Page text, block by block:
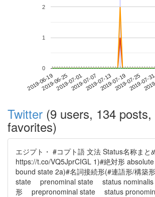
2019-06-192019-06-252019-07-012019-07-072019-07-132019-07-192019-07-25
2019-07-
0
1
2
Twitter (9 users, 134 posts,
favorites)
エジプト・ #コプト語 文法 Status名称まと
https://t.co/VQ5JprCIGL 1)#絶対形
bound state 2a)#名詞接続形(#連語形/構
state prenominal state status nominalis
形 prepronominal state status